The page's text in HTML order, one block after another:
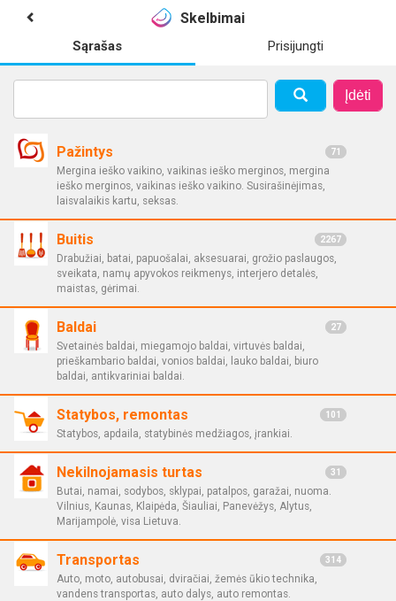
Skelbimai
Sąrašas Prisijungti
Įdėti
Pažintys 71
Mergina ieško vaikino, vaikinas ieško merginos, mergina
ieško merginos, vaikinas ieško vaikino. Susirašinėjimas,
laisvalaikis kartu, seksas.
Buitis 2267
Drabužiai, batai, papuošalai, aksesuarai, grožio paslaugos,
sveikata, namų apyvokos reikmenys, interjero detalės,
maistas, gėrimai.
Baldai 27
Svetainės baldai, miegamojo baldai, virtuvės baldai,
prieškambario baldai, vonios baldai, lauko baldai, biuro
baldai, antikvariniai baldai.
Statybos, remontas 101
Statybos, apdaila, statybinės medžiagos, įrankiai.
Nekilnojamasis turtas 31
Butai, namai, sodybos, sklypai, patalpos, garažai, nuoma.
Vilnius, Kaunas, Klaipėda, Šiauliai, Panevėžys, Alytus,
Marijampolė, visa Lietuva.
Transportas 314
Auto, moto, autobusai, dviračiai, žemės ūkio technika,
vandens transportas, auto dalys, auto remontas.